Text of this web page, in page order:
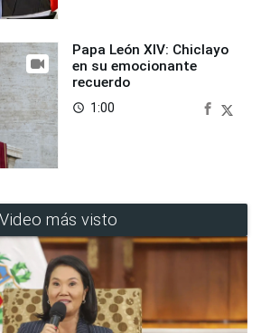
Papa León XIV: Chiclayo
en su emocionante
recuerdo
access_time 1:00
Video más visto